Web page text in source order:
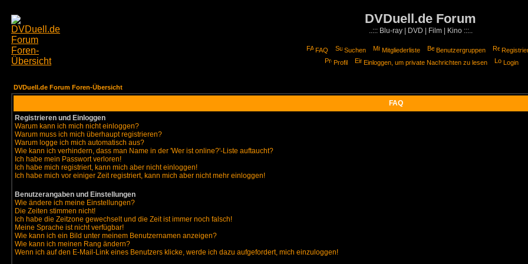
DVDuell.de Forum
..::: Blu-ray | DVD | Film | Kino :::..
FAQ Suchen Mitgliederliste Benutzergruppen
Profil
Einloggen, um private Nachrichten zu lesen Login
DVDuell.de Forum Foren-Übersicht
FAQ
Registrieren und Einloggen
Warum kann ich mich nicht einloggen?
Warum muss ich mich überhaupt registrieren?
Warum logge ich mich automatisch aus?
Wie kann ich verhindern, dass man Name in der 'Wer ist online?'-Liste auftaucht?
Ich habe mein Passwort verloren!
Ich habe mich registriert, kann mich aber nicht einloggen!
Ich habe mich vor einiger Zeit registriert, kann mich aber nicht mehr einloggen!
Benutzerangaben und Einstellungen
Wie ändere ich meine Einstellungen?
Die Zeiten stimmen nicht!
Ich habe die Zeitzone gewechselt und die Zeit ist immer noch falsch!
Meine Sprache ist nicht verfügbar!
Wie kann ich ein Bild unter meinem Benutzernamen anzeigen?
Wie kann ich meinen Rang ändern?
Wenn ich auf den E-Mail-Link eines Benutzers klicke, werde ich dazu aufgefordert, mich einzuloggen!